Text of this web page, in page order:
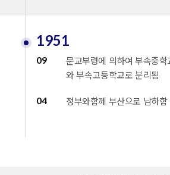
1951
09
문교부령에 의하여 부속중
와 부속고등학교로 분리됨
04 정부와함께 부산으로 남하함